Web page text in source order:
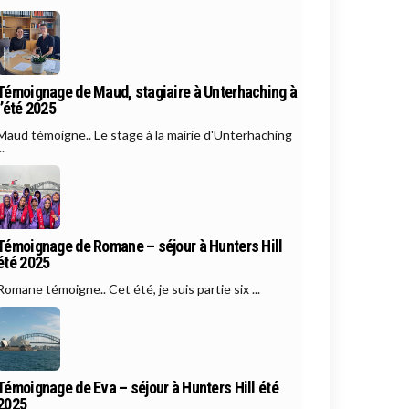
de Maud, stagiaire à Unterhaching à
2025
témoigne.. Le stage à la mairie d'Unterhaching
de Romane – séjour à Hunters Hill
2025
témoigne.. Cet été, je suis partie six ...
de Eva – séjour à Hunters Hill été